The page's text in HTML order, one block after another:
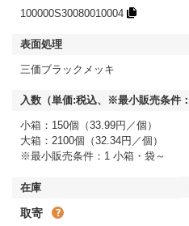
100000S30080010004
三価ブラックメッキ
小箱：150個（33.99円／個）
大箱：2100個（32.34円／個）
※最小販売条件：1 小箱・袋～
取寄